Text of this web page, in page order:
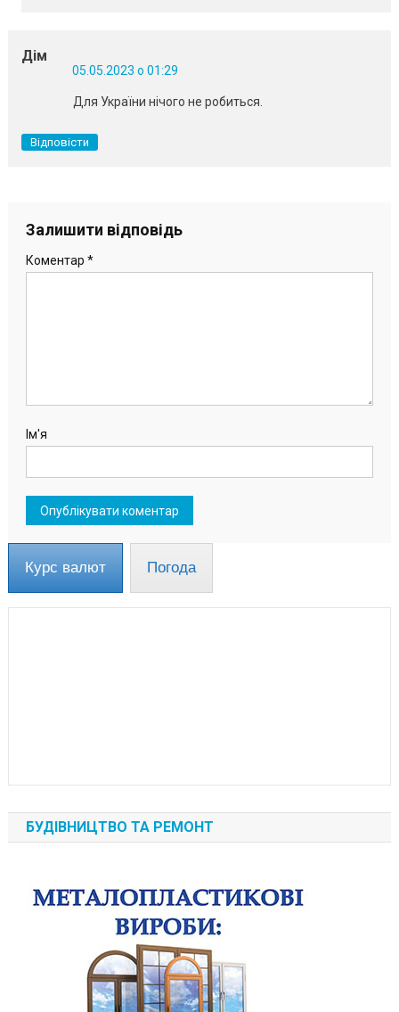
Дім
05.05.2023 о 01:29
Для України нічого не робиться.
Відповісти
Залишити відповідь
Коментар *
Ім'я
Курс валют Погода
БУДІВНИЦТВО ТА РЕМОНТ